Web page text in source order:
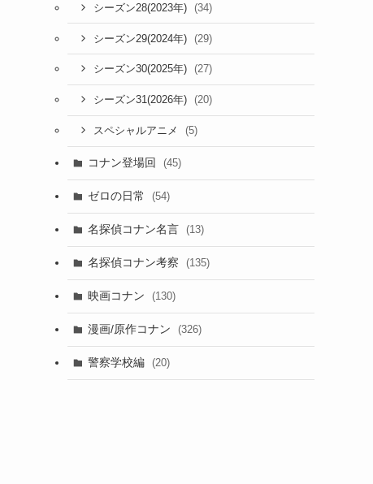
シーズン28(2023年) (34)
シーズン29(2024年) (29)
シーズン30(2025年) (27)
シーズン31(2026年) (20)
スペシャルアニメ (5)
コナン登場回 (45)
ゼロの日常 (54)
名探偵コナン名言 (13)
名探偵コナン考察 (135)
映画コナン (130)
漫画/原作コナン (326)
警察学校編 (20)